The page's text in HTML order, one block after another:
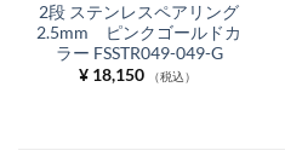
2段 ステンレスペアリング
2.5mm ピンクゴールドカ
ラー FSSTR049-049-G
¥18,150 （税込）